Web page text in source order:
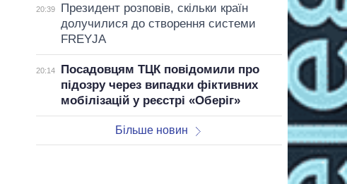
20:39
Президент розповів, скільки країн
долучилися до створення системи
FREYJA
20:14
Посадовцям ТЦК повідомили про
підозру через випадки фіктивних
мобілізацій у реєстрі «Оберіг»
Більше новин